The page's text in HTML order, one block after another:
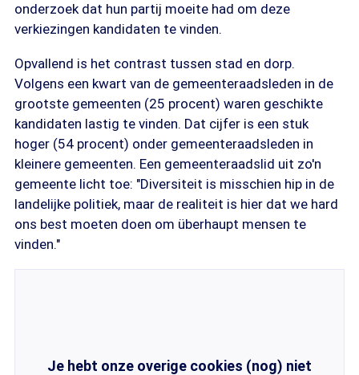
onderzoek dat hun partij moeite had om deze
verkiezingen kandidaten te vinden.
Opvallend is het contrast tussen stad en dorp.
Volgens een kwart van de gemeenteraadsleden in de
grootste gemeenten (25 procent) waren geschikte
kandidaten lastig te vinden. Dat cijfer is een stuk
hoger (54 procent) onder gemeenteraadsleden in
kleinere gemeenten. Een gemeenteraadslid uit zo'n
gemeente licht toe: "Diversiteit is misschien hip in de
landelijke politiek, maar de realiteit is hier dat we hard
ons best moeten doen om überhaupt mensen te
vinden."
Je hebt onze overige cookies (nog) niet